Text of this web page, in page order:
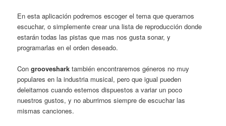
En esta aplicación podremos escoger el tema que queramos
escuchar, o simplemente crear una lista de reproducción donde
estarán todas las pistas que mas nos gusta sonar, y
programarlas en el orden deseado.
Congrooveshark también encontraremos géneros no muy
populares en la industria musical, pero que igual pueden
deleitarnos cuando estemos dispuestos a variar un poco
nuestros gustos, y no aburrirnos siempre de escuchar las
mismas canciones.